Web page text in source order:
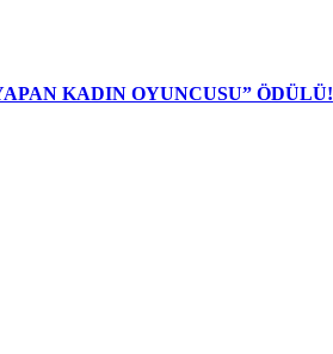
KADIN OYUNCUSU” ÖDÜLÜ!